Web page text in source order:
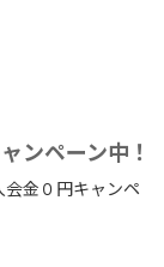
ンペーン中！
金０円キャンペ